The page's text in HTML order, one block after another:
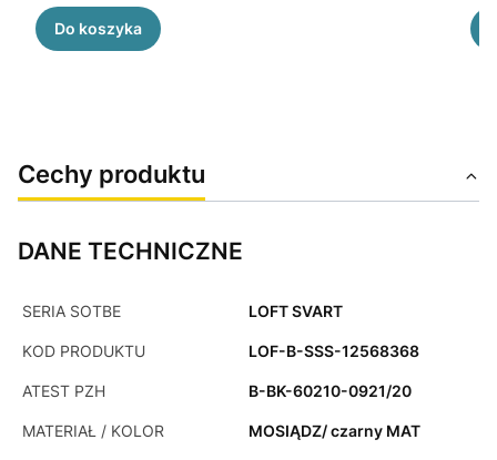
Do koszyka
Cechy produktu
DANE TECHNICZNE
SERIA SOTBE LOFT SVART
KOD PRODUKTU LOF-B-SSS-12568368
ATEST PZH B-BK-60210-0921/20
MATERIAŁ / KOLOR MOSIĄDZ/ czarny MAT